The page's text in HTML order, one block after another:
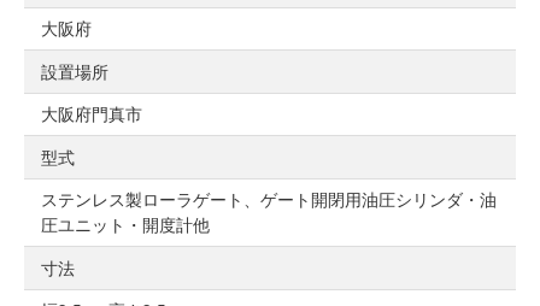
大阪府
設置場所
大阪府門真市
型式
ステンレス製ローラゲート、ゲート開閉用油圧シリンダ・油
圧ユニット・開度計他
寸法